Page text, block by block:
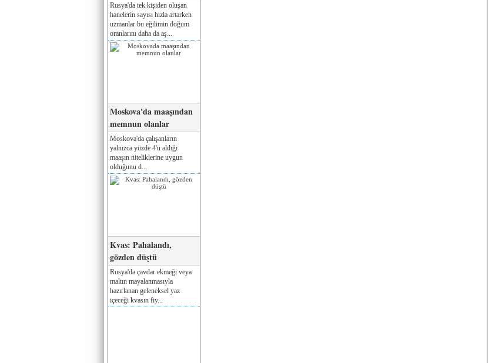
Rusya'da tek kişiden oluşan
hanelerin sayısı hızla artarken
uzmanlar bu eğilimin doğum
oranlarını daha da aş...
Moskova'da maaşından
memnun olanlar
Moskova'da çalışanların
yalnızca yüzde 4'ü aldığı
maaşın niteliklerine uygun
olduğunu d...
Kvas: Pahalandı,
gözden düştü
Rusya'da çavdar ekmeği veya
maltın mayalanmasıyla
hazırlanan geleneksel yaz
içeceği kvasın fiy...